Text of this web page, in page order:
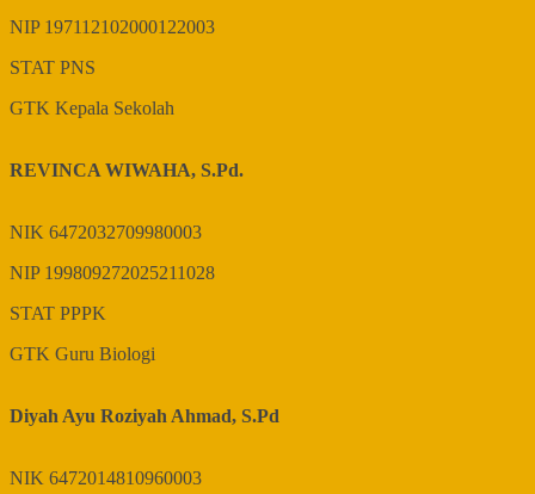
NIP 197112102000122003
STAT PNS
GTK Kepala Sekolah
REVINCA WIWAHA, S.Pd.
NIK 6472032709980003
NIP 199809272025211028
STAT PPPK
GTK Guru Biologi
Diyah Ayu Roziyah Ahmad, S.Pd
NIK 6472014810960003